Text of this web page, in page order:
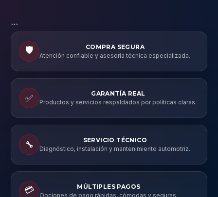
```
🛡️
COMPRA SEGURA
Atención confiable y asesoría técnica especializada.
✅
GARANTÍA REAL
Productos y servicios respaldados por políticas claras.
🔧
SERVICIO TÉCNICO
Diagnóstico, instalación y mantenimiento automotriz.
💳
MÚLTIPLES PAGOS
Opciones de pago rápidas, cómodas y seguras.